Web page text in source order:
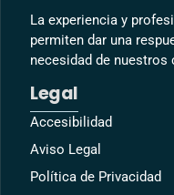
La experiencia y
permiten dar una
necesidad de nuestros
Legal
Accesibilidad
Aviso Legal
Política de Privacidad